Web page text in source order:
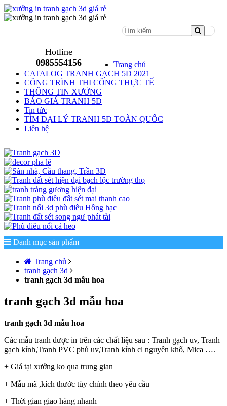
Hotline
0985554156
Trang chủ
CATALOG TRANH GẠCH 5D 2021
CÔNG TRÌNH THI CÔNG THỰC TẾ
THÔNG TIN XƯỞNG
BÁO GIÁ TRANH 5D
Tin tức
TÌM ĐẠI LÝ TRANH 5D TOÀN QUỐC
Liên hệ
Danh mục sản phẩm
Trang chủ
tranh gạch 3d
tranh gạch 3d mẫu hoa
tranh gạch 3d mẫu hoa
tranh gạch 3d mẫu hoa
Các mẫu tranh được in trên các chất liệu sau : Tranh gạch uv, Tranh
gạch kính,Tranh PVC phủ uv,Tranh kính cl nguyên khổ, Mica ….
+ Giá tại xưởng ko qua trung gian
+ Mẫu mã ,kích thước tùy chỉnh theo yêu cầu
+ Thời gian giao hàng nhanh